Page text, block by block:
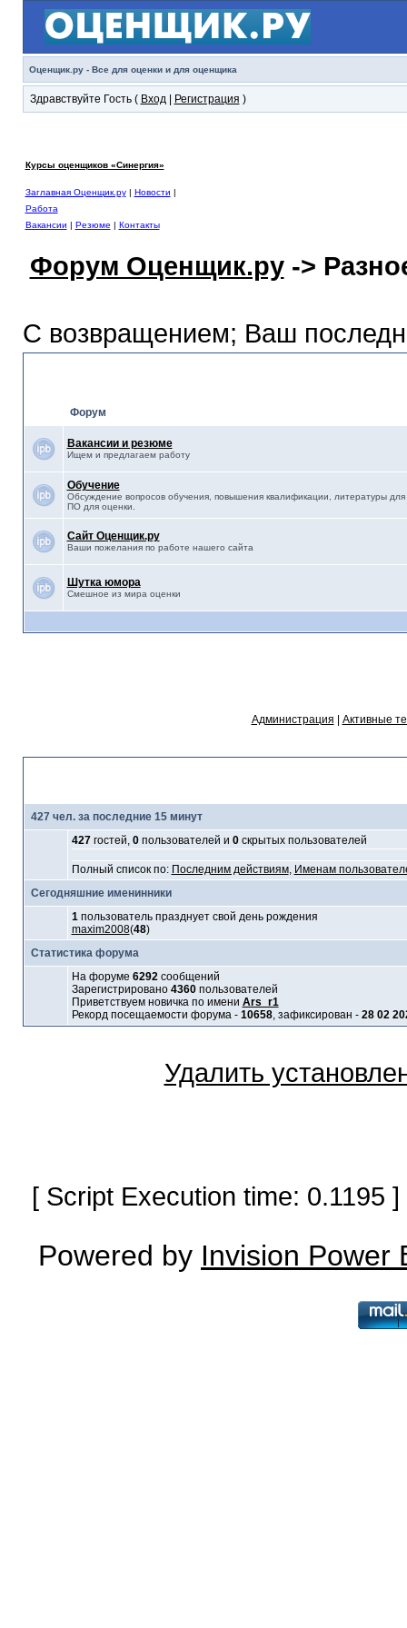
Оценщик.ру - Все для оценки и для оценщика
Здравствуйте Гость ( Вход| Регистрация )
Курсы оценщиков «Синергия»
Заглавная Оценщик.ру| Новости |
Работа
Вакансии | Резюме | Контакты
Форум Оценщик.ру->
С возвращением; Ваш
Форум
Вакансии и резюме
Ищем и предлагаем работу
Обучение
Обсуждение вопросов обучения, повышения квалификации, литературы
ПО для оценки.
Сайт Оценщик.ру
Ваши пожелания по работе нашего сайта
Шутка юмора
Смешное из мира оценки
Администрация Активные
427 чел. за последние 15 минут
427гостей, 0пользователей и 0скрытых пользователей
Полный список по: Последним действиям, Именам
Сегодняшние именинники
1пользователь празднует свой день рождения
maxim2008(48)
Статистика форума
На форуме 6292сообщений
Зарегистрировано 4360пользователей
Приветствуем новичка по имени Ars_r1
Рекорд посещаемости форума - 10658, зафиксирован - 28 02
Удалить
[ Script Execution time:
Powered by Invision Power